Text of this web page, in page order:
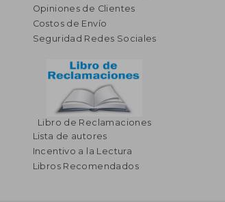
Opiniones de Clientes
Costos de Envío
Seguridad Redes Sociales
Libro de Reclamaciones
Lista de autores
Incentivo a la Lectura
Libros Recomendados